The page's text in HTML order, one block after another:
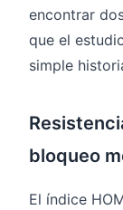
encontrar
que el
simple
bloqueo
El índice